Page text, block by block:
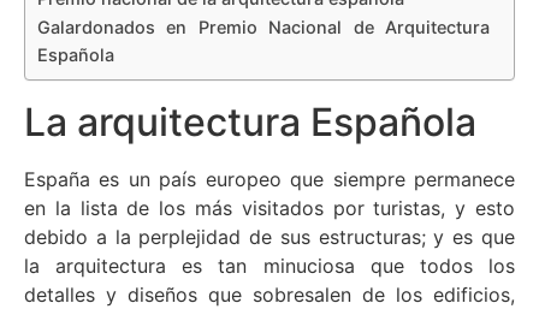
Galardonados en Premio Nacional de Arquitectura
Española
La arquitectura Española
España es un país europeo que siempre permanece
en la lista de los más visitados por turistas, y esto
debido a la perplejidad de sus estructuras; y es que
la arquitectura es tan minuciosa que todos los
detalles y diseños que sobresalen de los edificios,